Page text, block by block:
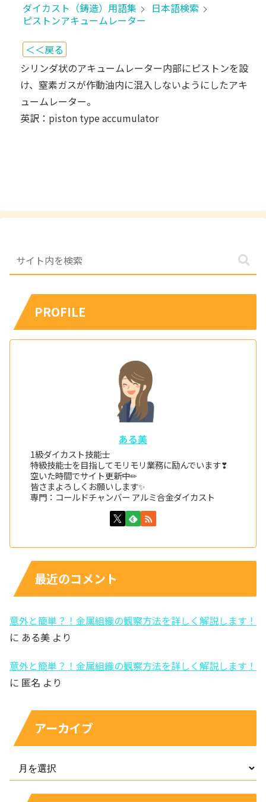
ダイカスト（鋳造）用語集
日本語検索
ピストンアキュームレーター
＜＜戻る
シリンダ状のアキュームレーター内部にピストンを設
け、窒素ガスが作動油内に混入しないようにしたアキ
ュームレーター。
英訳：piston type accumulator
PROFILE
ある美
1級ダイカスト技能士
特級技能士を目指してモリモリ業務に励んでいます❣
空いた時間でサイト更新中✏
皆さまよろしくお願いします✨
専門：コールドチャンバー アルミ合金ダイカスト
最近のコメント
意外と簡単？！金属組織の観察方法を詳しく解説します！
に ある美 より
意外と簡単？！金属組織の観察方法を詳しく解説します！
に 匿名 より
アーカイブ